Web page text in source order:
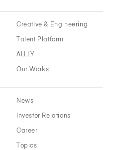
Creative & Engineering
Talent Platform
ALLLY
Our Works
News
Investor Relations
Career
Topics